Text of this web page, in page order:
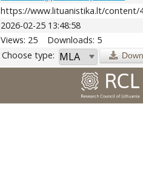
https://www.lituanistika.lt/content/
2026-02-25 13:48:58
Views: 25
Downloads: 5
Choose type: